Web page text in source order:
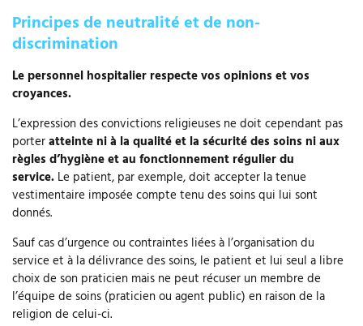
Principes de neutralité et de non-
discrimination
Le personnel hospitalier respecte vos opinions et vos
croyances.
L’expression des convictions religieuses ne doit cependant pas
porteratteinte ni à la qualité et la sécurité des soins ni aux
règles d’hygiène et au fonctionnement régulier du
service. Le patient, par exemple, doit accepter la tenue
vestimentaire imposée compte tenu des soins qui lui sont
donnés.
Sauf cas d’urgence ou contraintes liées à l’organisation du
service et à la délivrance des soins, le patient et lui seul a libre
choix de son praticien mais ne peut récuser un membre de
l’équipe de soins (praticien ou agent public) en raison de la
religion de celui-ci.